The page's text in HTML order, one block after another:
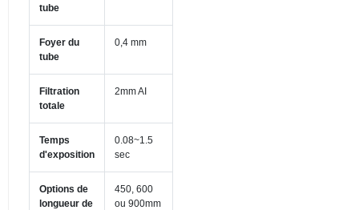
tube
Foyer du
tube
0,4 mm
Filtration
totale
2mm AI
Temps
d'exposition
0.08~1.5
sec
Options de
longueur de
450, 600
ou 900mm